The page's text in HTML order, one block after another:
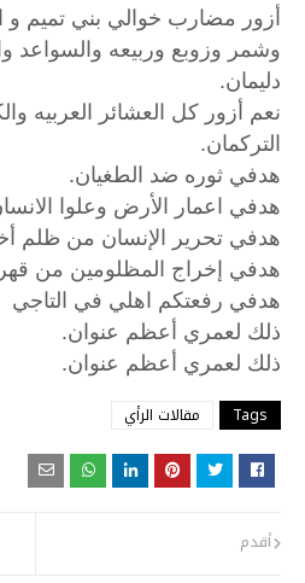
أزور مضارب خوالي بني تميم و
وشمر وزوبع وربيعه والسواعد
دليمان.
نعم أزور كل العشائر العربيه
التركمان.
هدفي ثوره ضد الطغيان.
هدفي اعمار الأرض وعلوا
هدفي تحرير الإنسان من ظلم
هدفي إخراج المظلومين من
هدفي رفعتكم اهلي في التاجي
ذلك لعمري أعظم عنوان.
ذلك لعمري أعظم عنوان.
Tags مقالات الرأي
أقدم